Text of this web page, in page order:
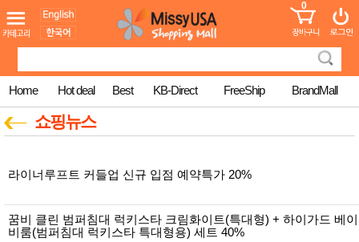
도 어린이
청소년
컬러링
북
한국학
습지
고 고국배
건
강
홍삼전
문브랜
MissyShop
Login
0
Home Hot deal Best KB-Direct FreeShip BrandMall
쇼핑뉴스
라이너루프트 커들업 신규 입점 예약특가 20%
꿈비 클린 범퍼침대 럭키스타 크림화이트(특대형) + 하이가드 베이
비룸(범퍼침대 럭키스타 특대형용) 세트 40%